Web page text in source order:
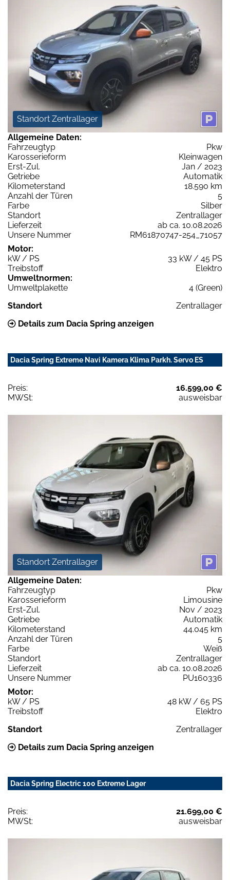
Standort Zentrallager
Allgemeine Daten:
Fahrzeugtyp
Pkw
Karosserieform
Kleinwagen
Erst-Zul.
Jan / 2023
Getriebe
Automatik
Kilometerstand
18.590 km
Anzahl der Türen
5
Farbe
Silber
Standort
Zentrallager
Lieferzeit
ab ca. 10.08.2026
Unsere Nummer
RM61870747-254_71057
Motor:
kW / PS
33 kW / 45 PS
Treibstoff
Elektro
Umweltnormen:
Umweltplakette
4 (Green)
Standort
Zentrallager
Details zum Dacia Spring anzeigen
Dacia Spring Extreme Navi Kamera Klima Parkh. Servo ES
Preis:
16.599,00 €
MWSt:
ausweisbar
Standort Zentrallager
Allgemeine Daten:
Fahrzeugtyp
Pkw
Karosserieform
Limousine
Erst-Zul.
Nov / 2023
Getriebe
Automatik
Kilometerstand
44.045 km
Anzahl der Türen
5
Farbe
Weiß
Standort
Zentrallager
Lieferzeit
ab ca. 10.08.2026
Unsere Nummer
PU160336
Motor:
kW / PS
48 kW / 65 PS
Treibstoff
Elektro
Standort
Zentrallager
Details zum Dacia Spring anzeigen
Dacia Spring Electric 100 Extreme Lager
Preis:
21.699,00 €
MWSt:
ausweisbar